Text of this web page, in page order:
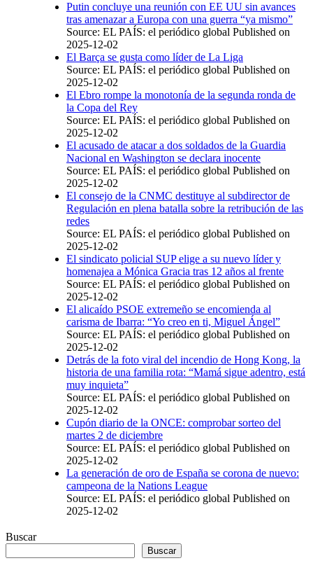
Putin concluye una reunión con EE UU sin avances
tras amenazar a Europa con una guerra “ya mismo”
Source: EL PAÍS: el periódico global Published on
2025-12-02
El Barça se gusta como líder de La Liga
Source: EL PAÍS: el periódico global Published on
2025-12-02
El Ebro rompe la monotonía de la segunda ronda de
la Copa del Rey
Source: EL PAÍS: el periódico global Published on
2025-12-02
El acusado de atacar a dos soldados de la Guardia
Nacional en Washington se declara inocente
Source: EL PAÍS: el periódico global Published on
2025-12-02
El consejo de la CNMC destituye al subdirector de
Regulación en plena batalla sobre la retribución de las
redes
Source: EL PAÍS: el periódico global Published on
2025-12-02
El sindicato policial SUP elige a su nuevo líder y
homenajea a Mónica Gracia tras 12 años al frente
Source: EL PAÍS: el periódico global Published on
2025-12-02
El alicaído PSOE extremeño se encomienda al
carisma de Ibarra: “Yo creo en ti, Miguel Ángel”
Source: EL PAÍS: el periódico global Published on
2025-12-02
Detrás de la foto viral del incendio de Hong Kong, la
historia de una familia rota: “Mamá sigue adentro, está
muy inquieta”
Source: EL PAÍS: el periódico global Published on
2025-12-02
Cupón diario de la ONCE: comprobar sorteo del
martes 2 de diciembre
Source: EL PAÍS: el periódico global Published on
2025-12-02
La generación de oro de España se corona de nuevo:
campeona de la Nations League
Source: EL PAÍS: el periódico global Published on
2025-12-02
Buscar
Buscar